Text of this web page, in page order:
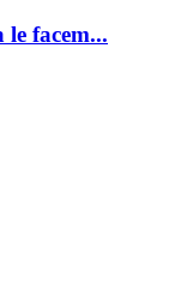
facem...